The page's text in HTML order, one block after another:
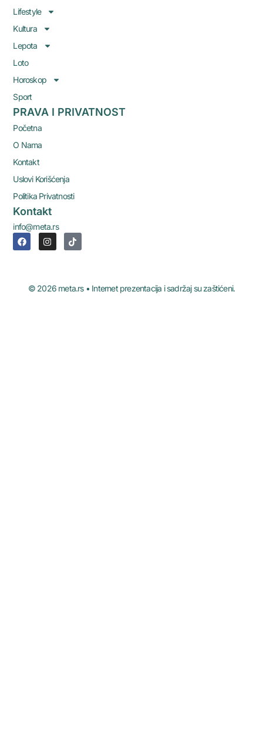
Lifestyle
Kultura
Lepota
Loto
Horoskop
Sport
PRAVA I PRIVATNOST
Početna
O Nama
Kontakt
Uslovi Korišćenja
Politika Privatnosti
Kontakt
info@meta.rs
© 2026 meta.rs • Internet prezentacija i sadržaj su zaštićeni.